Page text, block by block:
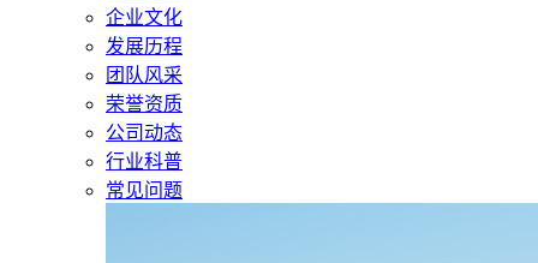
企业文化
发展历程
团队风采
荣誉资质
公司动态
行业科普
常见问题